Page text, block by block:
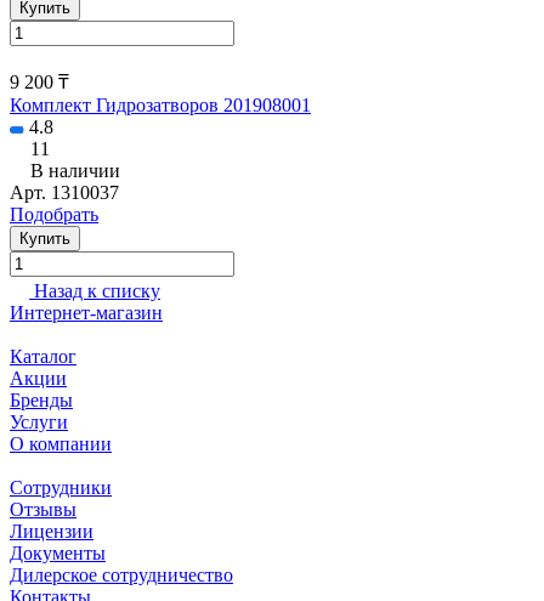
Купить
9 200 ₸
Комплект Гидрозатворов 201908001
4.8
11
В наличии
Арт. 1310037
Подобрать
Купить
Назад к списку
Интернет-магазин
Каталог
Акции
Бренды
Услуги
О компании
Сотрудники
Отзывы
Лицензии
Документы
Дилерское сотрудничество
Контакты